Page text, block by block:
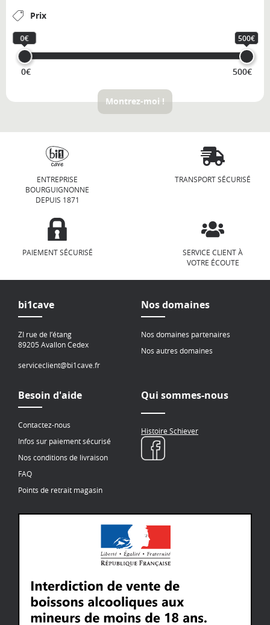
Prix
0€ 500€
0€ 500€
Montrez-moi !
ENTREPRISE
BOURGUIGNONNE
DEPUIS 1871
TRANSPORT SÉCURISÉ
PAIEMENT SÉCURISÉ
SERVICE CLIENT À
VOTRE ÉCOUTE
bi1cave
ZI rue de l’étang
89205 Avallon Cedex
serviceclient@bi1cave.fr
Nos domaines
Nos domaines partenaires
Nos autres domaines
Besoin d'aide
Contactez-nous
Infos sur paiement sécurisé
Nos conditions de livraison
FAQ
Points de retrait magasin
Qui sommes-nous
Histoire Schiever